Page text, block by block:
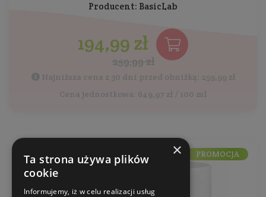
Producent: BasicLab
194,99 zł
259,99 zł
Najniższa cena z 30 dni przed obniżką: 259,99 zł
Cena jednostkowa: 649,97 zł / 100 ml
PROMOCJA
×
Ta strona używa plików
cookie
Informujemy, iż w celu realizacji usług